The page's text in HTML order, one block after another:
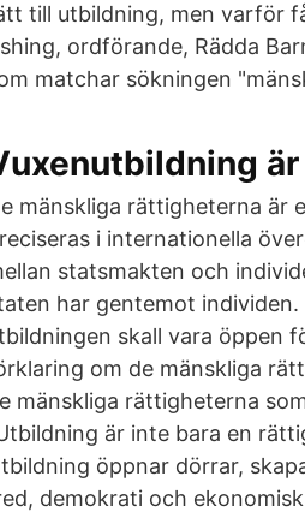
till utbildning, men varför
ordförande, Rädda
matchar sökningen
mänskliga rättigheterna är
i internationella
statsmakten och
har gentemot
skall vara öppen
om de mänskliga
mänskliga rättigheterna
är inte bara en
öppnar dörrar,
demokrati och